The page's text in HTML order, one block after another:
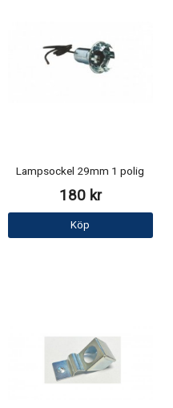
Lampsockel 29mm 1 polig
180 kr
Köp